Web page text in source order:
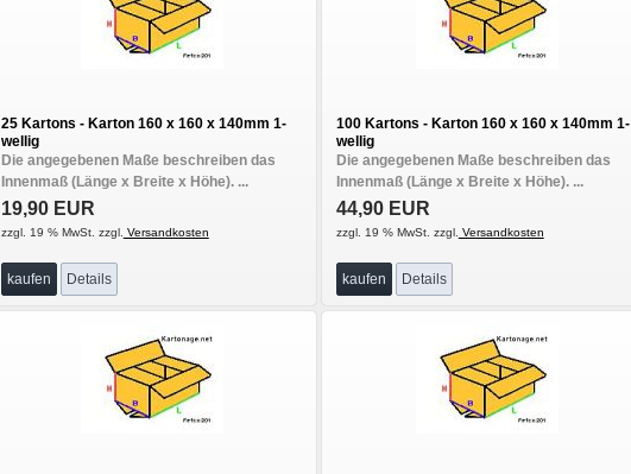
25 Kartons - Karton 160 x 160 x 140mm 1-
wellig
Die angegebenen Maße beschreiben das
Innenmaß (Länge x Breite x Höhe). ...
19,90 EUR
zzgl. 19 % MwSt. zzgl. Versandkosten
kaufen Details
100 Kartons - Karton 160 x 160 x 140mm 1-
wellig
Die angegebenen Maße beschreiben das
Innenmaß (Länge x Breite x Höhe). ...
44,90 EUR
zzgl. 19 % MwSt. zzgl. Versandkosten
kaufen Details